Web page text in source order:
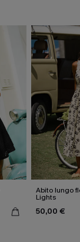
Abito lungo
Lights
50,00 €